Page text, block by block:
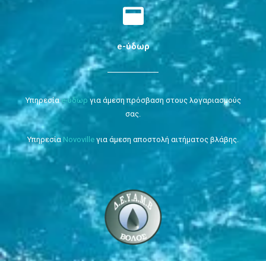
e-ύδωρ
Υπηρεσίαe-ύδωρ για άμεση πρόσβαση στους λογαριασμούς
σας.
Υπηρεσία Novoville για άμεση αποστολή αιτήματος βλάβης.